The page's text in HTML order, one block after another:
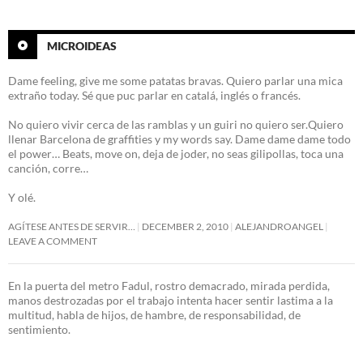
MICROIDEAS
Dame feeling, give me some patatas bravas. Quiero parlar una mica
extraño today. Sé que puc parlar en catalá, inglés o francés.
No quiero vivir cerca de las ramblas y un guiri no quiero ser.Quiero
llenar Barcelona de graffities y my words say. Dame dame dame todo
el power… Beats, move on, deja de joder, no seas gilipollas, toca una
canción, corre…
Y olé.
AGÍTESE ANTES DE SERVIR… DECEMBER 2, 2010 ALEJANDROANGEL
LEAVE A COMMENT
En la puerta del metro Fadul, rostro demacrado, mirada perdida,
manos destrozadas por el trabajo intenta hacer sentir lastima a la
multitud, habla de hijos, de hambre, de responsabilidad, de
sentimiento.